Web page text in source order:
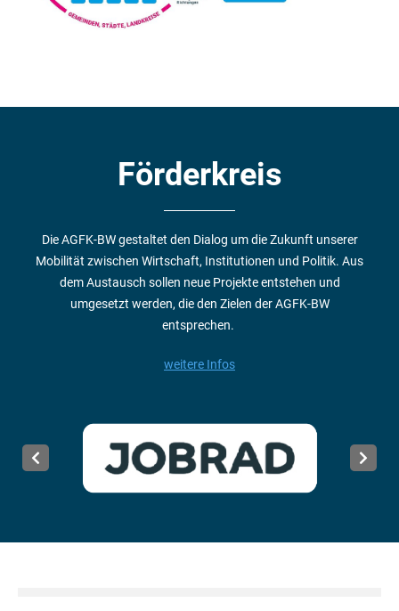
Förderkreis
Die AGFK-BW gestaltet den Dialog um die Zukunft unserer
Mobilität zwischen Wirtschaft, Institutionen und Politik. Aus
dem Austausch sollen neue Projekte entstehen und
umgesetzt werden, die den Zielen der AGFK-BW
entsprechen.
weitere Infos